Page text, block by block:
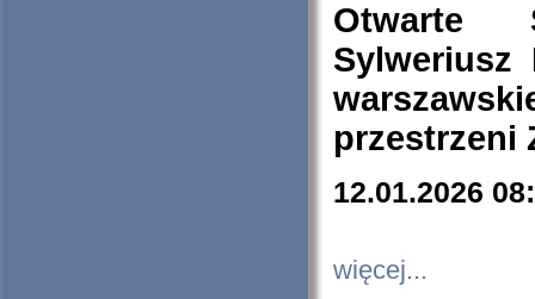
Otwarte
Sylweriusz
przestrzeni
12.01.2026
więcej...